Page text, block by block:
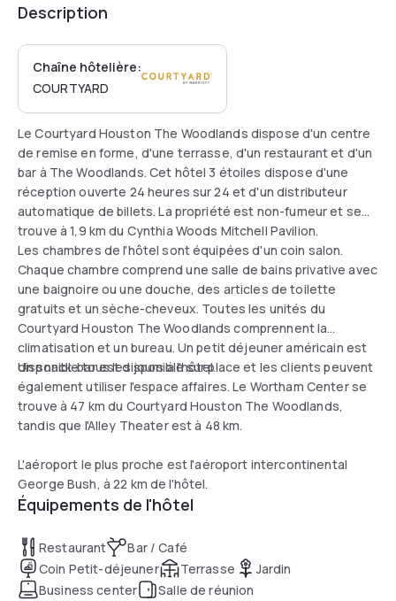
Description
Chaîne hôtelière:
COURTYARD
Le Courtyard Houston The Woodlands dispose d'un centre
de remise en forme, d'une terrasse, d'un restaurant et d'un
bar à The Woodlands. Cet hôtel 3 étoiles dispose d'une
réception ouverte 24 heures sur 24 et d'un distributeur
automatique de billets. La propriété est non-fumeur et se
trouve à 1,9 km du Cynthia Woods Mitchell Pavilion.
Les chambres de l'hôtel sont équipées d'un coin salon.
Chaque chambre comprend une salle de bains privative avec
une baignoire ou une douche, des articles de toilette
gratuits et un sèche-cheveux. Toutes les unités du
Courtyard Houston The Woodlands comprennent la
climatisation et un bureau. Un petit déjeuner américain est
disponible tous les jours à l'hôtel.
Un snack-bar est disponible sur place et les clients peuvent
également utiliser l'espace affaires. Le Wortham Center se
trouve à 47 km du Courtyard Houston The Woodlands,
tandis que l'Alley Theater est à 48 km.
L'aéroport le plus proche est l'aéroport intercontinental
George Bush, à 22 km de l'hôtel.
Équipements de l'hôtel
Restaurant
Bar / Café
Coin Petit-déjeuner
Terrasse
Jardin
Business center
Salle de réunion